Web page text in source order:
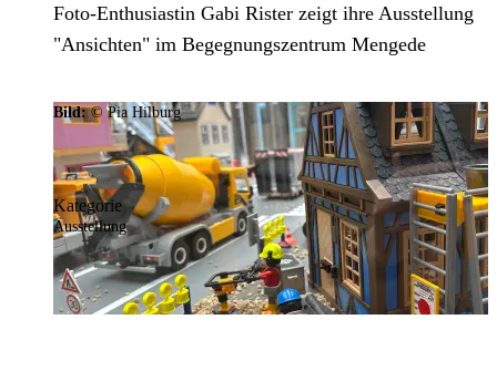
Foto-Enthusiastin Gabi Rister zeigt ihre Ausstellung
"Ansichten" im Begegnungszentrum Mengede
Bild:© Pia Hilburg
Kategorie
Ausstellung